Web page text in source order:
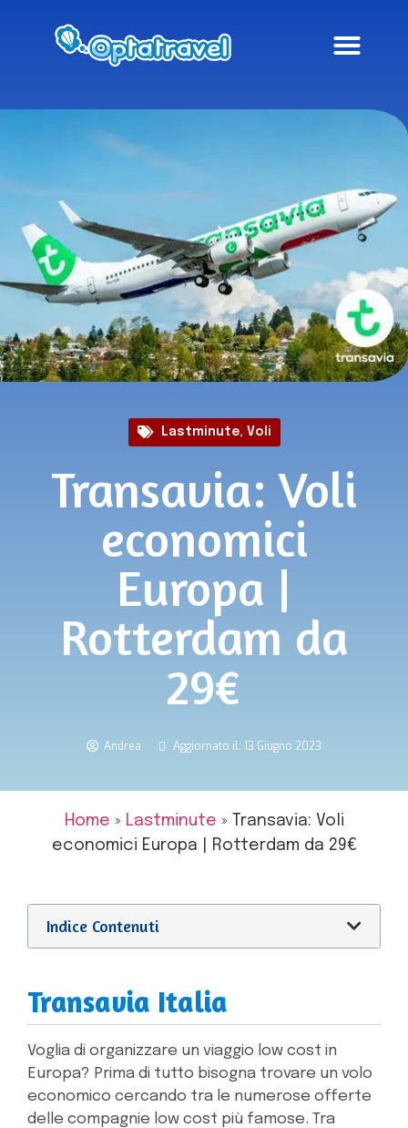
Lastminute, Voli
Transavia: Voli
economici
Europa |
Rotterdam da
29€
Andrea Aggiornato il: 13 Giugno 2023
Home » Lastminute »
Transavia: Voli
economici Europa | Rotterdam da 29€
Indice Contenuti
Transavia Italia
Voglia di organizzare un viaggio low cost in
Europa? Prima di tutto bisogna trovare un volo
economico cercando tra le numerose offerte
delle compagnie low cost più famose. Tra